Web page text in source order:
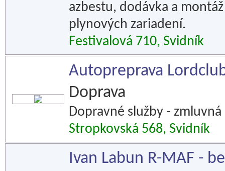
azbestu, dodávka a
plynových zariadení.
Festivalová 710, Svidník
Autopreprava
Doprava
Dopravné služby -
Stropkovská 568, Svidník
Ivan Labun R-MAF -